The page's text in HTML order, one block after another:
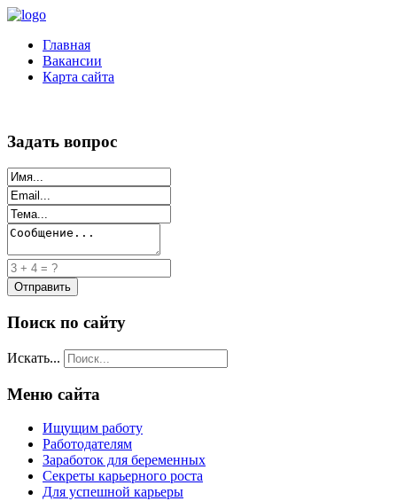
Главная
Вакансии
Карта сайта
Задать вопрос
Поиск по сайту
Искать...
Меню сайта
Ищущим работу
Работодателям
Заработок для беременных
Секреты карьерного роста
Для успешной карьеры